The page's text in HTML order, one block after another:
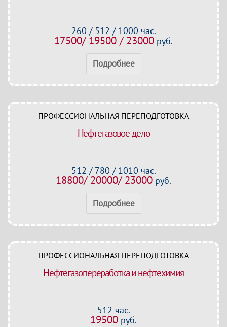
260 / 512 / 1000 час.
17500/ 19500 / 23000 руб.
Подробнее
ПРОФЕССИОНАЛЬНАЯ ПЕРЕПОДГОТОВКА
Нефтегазовое дело
512 / 780 / 1010 час.
18800/ 20000/ 23000 руб.
Подробнее
ПРОФЕССИОНАЛЬНАЯ ПЕРЕПОДГОТОВКА
Нефтегазопереработка и нефтехимия
512 час.
19500 руб.